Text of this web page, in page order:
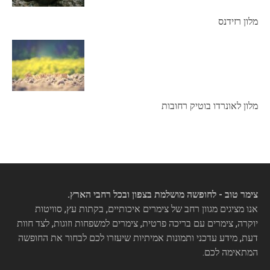
מלון רזידנס
מלון לאונרדו בוטיק רחובות
צימר טוב - לחופשה מושלמת בצפון ובכל רחבי הארץ.
אנו מציגים מגוון רחב של צימרים איכותיים, בקתות עץ, סוויטות
יוקרה, צימרים עם בריכה פרטית, צימרים למשפחות וזוגות, לצד חוות
דעת, מידע עדכני ותמונות אמיתיות שיעזרו לכם לבחור את החופשה
המתאימה לכם.